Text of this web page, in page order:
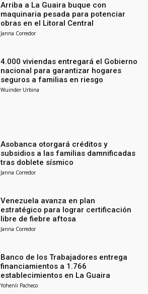
Arriba a La Guaira buque con
maquinaria pesada para potenciar
obras en el Litoral Central
Janna Corredor
4.000 viviendas entregará el Gobierno
nacional para garantizar hogares
seguros a familias en riesgo
Wuinder Urbina
Asobanca otorgará créditos y
subsidios a las familias damnificadas
tras doblete sísmico
Janna Corredor
Venezuela avanza en plan
estratégico para lograr certificación
libre de fiebre aftosa
Janna Corredor
Banco de los Trabajadores entrega
financiamientos a 1.766
establecimientos en La Guaira
Yohenli Pacheco